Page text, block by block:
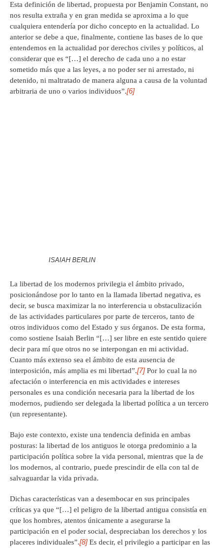
Esta definición de libertad, propuesta por Benjamin Constant, no
nos resulta extraña y en gran medida se aproxima a lo que
cualquiera entendería por dicho concepto en la actualidad. Lo
anterior se debe a que, finalmente, contiene las bases de lo que
entendemos en la actualidad por derechos civiles y políticos, al
considerar que es “[…] el derecho de cada uno a no estar
sometido más que a las leyes, a no poder ser ni arrestado, ni
detenido, ni maltratado de manera alguna a causa de la voluntad
arbitraria de uno o varios individuos”.[6]
ISAIAH BERLIN
La libertad de los modernos privilegia el ámbito privado,
posicionándose por lo tanto en la llamada libertad negativa, es
decir, se busca maximizar la no interferencia u obstaculización
de las actividades particulares por parte de terceros, tanto de
otros individuos como del Estado y sus órganos. De esta forma,
como sostiene Isaiah Berlin “[…] ser libre en este sentido quiere
decir para mí que otros no se interpongan en mi actividad.
Cuanto más extenso sea el ámbito de esta ausencia de
interposición, más amplia es mi libertad”.[7]Por lo cual la no
afectación o interferencia en mis actividades e intereses
personales es una condición necesaria para la libertad de los
modernos, pudiendo ser delegada la libertad política a un tercero
(un representante).
Bajo este contexto, existe una tendencia definida en ambas
posturas: la libertad de los antiguos le otorga predominio a la
participación política sobre la vida personal, mientras que la de
los modernos, al contrario, puede prescindir de ella con tal de
salvaguardar la vida privada.
Dichas características van a desembocar en sus principales
críticas ya que “[…] el peligro de la libertad antigua consistía en
que los hombres, atentos únicamente a asegurarse la
participación en el poder social, despreciaban los derechos y los
placeres individuales”.[8]Es decir, el privilegio a participar en las